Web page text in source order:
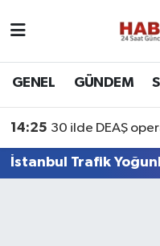
GENEL GÜNDEM
14:25 30 ilde DEAŞ
İstanbul Trafik
Nöbetçi